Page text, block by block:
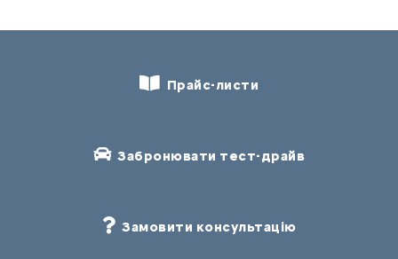
Прайс-листи
Забронювати тест-драйв
Замовити консультацію